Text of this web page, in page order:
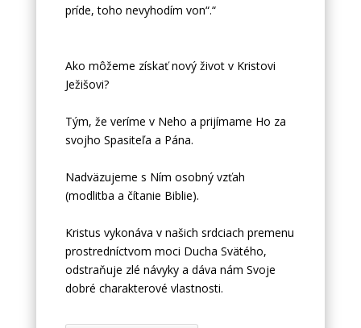
príde, toho nevyhodím von“.“
Ako môžeme získať nový život v Kristovi
Ježišovi?
Tým, že veríme v Neho a prijímame Ho za
svojho Spasiteľa a Pána.
Nadväzujeme s Ním osobný vzťah
(modlitba a čítanie Biblie).
Kristus vykonáva v našich srdciach premenu
prostredníctvom moci Ducha Svätého,
odstraňuje zlé návyky a dáva nám Svoje
dobré charakterové vlastnosti.